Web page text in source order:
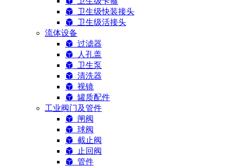
卫生级快装接头
卫生级活接头
流体设备
过滤器
人孔盖
卫生泵
清洗器
视镜
罐质配件
工业阀门及管件
闸阀
球阀
截止阀
止回阀
管件